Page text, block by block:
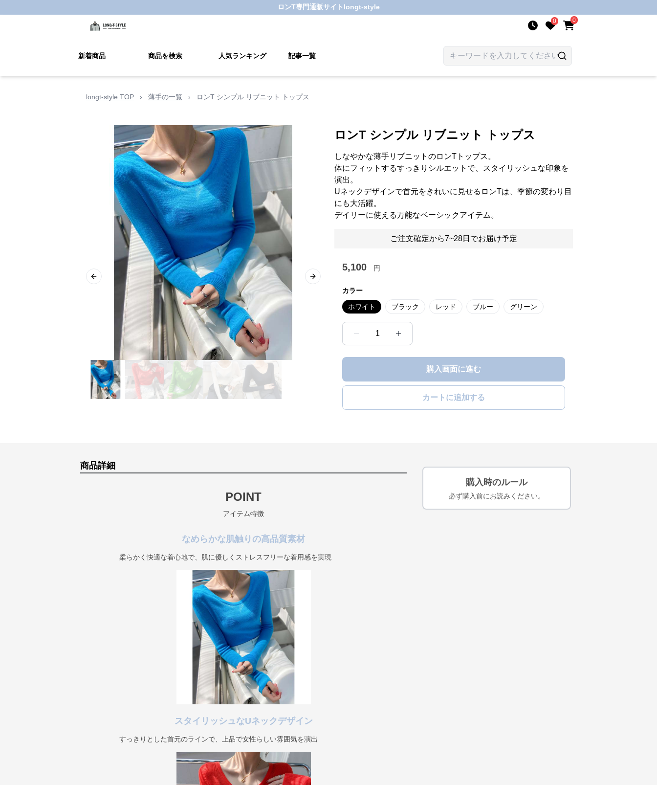
ロンT専門通販サイト longt-style
0 0
新着商品 商品を検索 人気ランキング 記事一覧
longt-style TOP › 薄手の一覧 › ロンT シンプル リブニット トップス
Previous slide Next slide
ロンT シンプル リブニット トップス
しなやかな薄手リブニットのロンTトップス。
体にフィットするすっきりシルエットで、スタイリッシュな印象を
演出。
Uネックデザインで首元をきれいに見せるロンTは、季節の変わり目
にも大活躍。
デイリーに使える万能なベーシックアイテム。
ご注文確定から7~28日でお届け予定
5,100 円
カラー
ホワイト ブラック レッド ブルー グリーン
1
購入画面に進む
カートに追加する
商品詳細
POINT
アイテム特徴
なめらかな肌触りの高品質素材
柔らかく快適な着心地で、肌に優しくストレスフリーな着用感を実現
スタイリッシュなUネックデザイン
すっきりとした首元のラインで、上品で女性らしい雰囲気を演出
購入時のルール
必ず購入前にお読みください。